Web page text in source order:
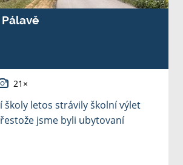
21×
školy letos strávily školní výlet
jsme byli ubytovaní